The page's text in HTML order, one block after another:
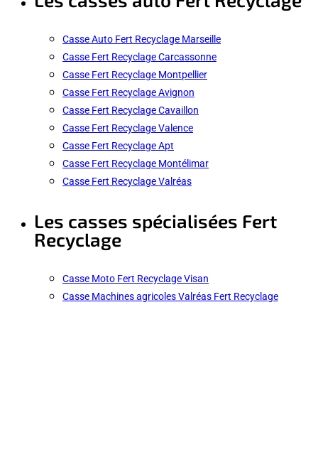
Casse Auto Fert Recyclage Marseille
Casse Fert Recyclage Carcassonne
Casse Fert Recyclage Montpellier
Casse Fert Recyclage Avignon
Casse Fert Recyclage Cavaillon
Casse Fert Recyclage Valence
Casse Fert Recyclage Apt
Casse Fert Recyclage Montélimar
Casse Fert Recyclage Valréas
Les casses spécialisées Fert
Recyclage
Casse Moto Fert Recyclage Visan
Casse Machines agricoles Valréas Fert Recyclage